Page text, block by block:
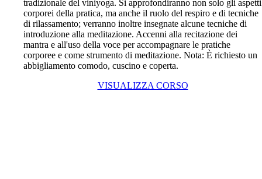
tradizionale del viniyoga. Si approfondiranno non solo gli aspetti
corporei della pratica, ma anche il ruolo del respiro e di tecniche
di rilassamento; verranno inoltre insegnate alcune tecniche di
introduzione alla meditazione. Accenni alla recitazione dei
mantra e all'uso della voce per accompagnare le pratiche
corporee e come strumento di meditazione. Nota: È richiesto un
abbigliamento comodo, cuscino e coperta.
VISUALIZZA CORSO